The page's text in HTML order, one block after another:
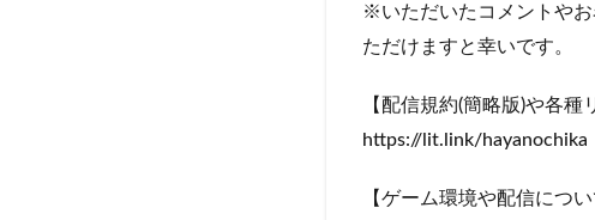
※いただいたコメントや
ただけますと幸いです。
【配信規約(簡略版)や各種
https://lit.link/hayanochika
【ゲーム環境や配信につ